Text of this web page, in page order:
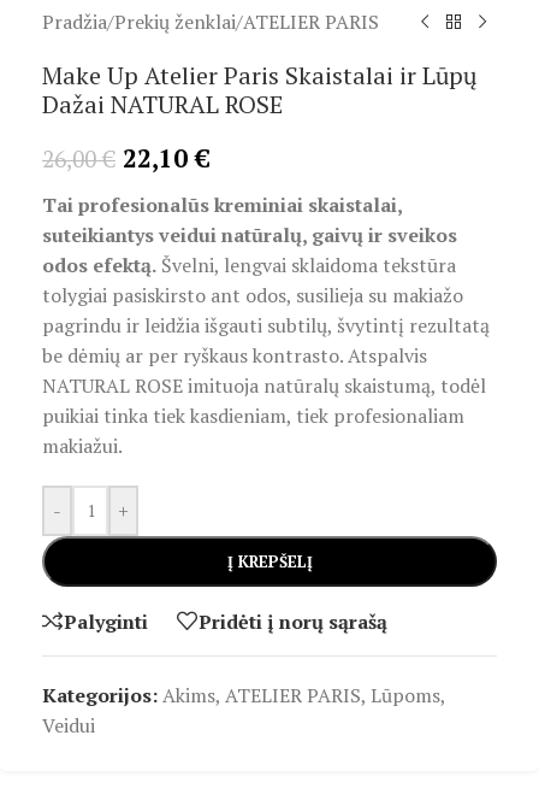
Pradžia/Prekių ženklai/ATELIER PARIS
Make Up Atelier Paris Skaistalai ir Lūpų
Dažai NATURAL ROSE
26,00€ 22,10€
Tai profesionalūs kreminiai skaistalai,
suteikiantys veidui natūralų, gaivų ir sveikos
odos efektą. Švelni, lengvai sklaidoma tekstūra
tolygiai pasiskirsto ant odos, susilieja su makiažo
pagrindu ir leidžia išgauti subtilų, švytintį rezultatą
be dėmių ar per ryškaus kontrasto. Atspalvis
NATURAL ROSE imituoja natūralų skaistumą, todėl
puikiai tinka tiek kasdieniam, tiek profesionaliam
makiažui.
- +
Į KREPŠELĮ
Palyginti Pridėti į norų sąrašą
Kategorijos:Akims, ATELIER PARIS, Lūpoms,
Veidui